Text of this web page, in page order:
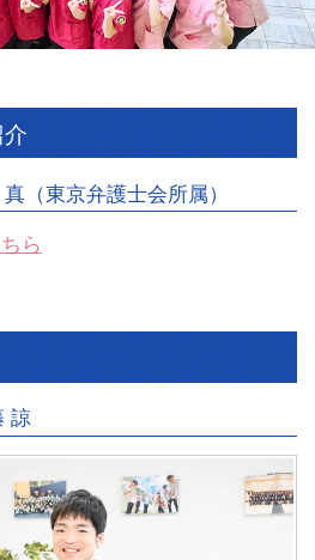
東京弁護士会所属）
ら
諒